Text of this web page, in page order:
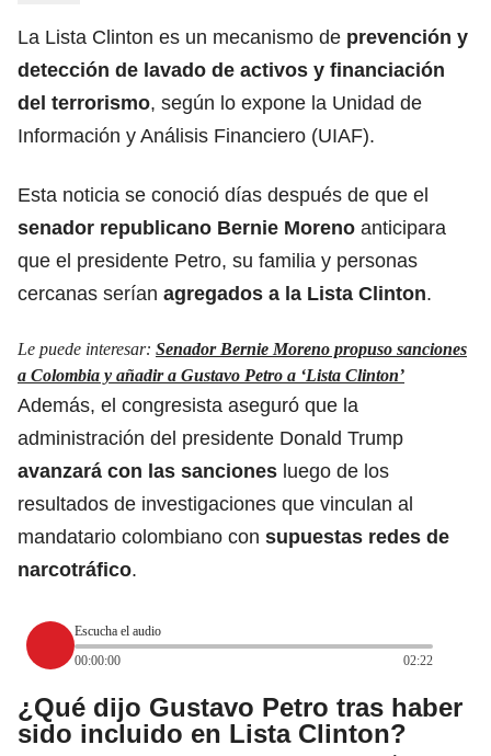
La Lista Clinton es un mecanismo de prevención y
detección de lavado de activos y financiación
del terrorismo, según lo expone la Unidad de
Información y Análisis Financiero (UIAF).
Esta noticia se conoció días después de que el
senador republicano Bernie Moreno anticipara
que el presidente Petro, su familia y personas
cercanas serían agregados a la Lista Clinton.
Le puede interesar: Senador Bernie Moreno propuso sanciones
a Colombia y añadir a Gustavo Petro a ‘Lista Clinton’
Además, el congresista aseguró que la
administración del presidente Donald Trump
avanzará con las sanciones luego de los
resultados de investigaciones que vinculan al
mandatario colombiano con supuestas redes de
narcotráfico.
Escucha el audio
00:00:00
02:22
¿Qué dijo Gustavo Petro tras haber
sido incluido en Lista Clinton?